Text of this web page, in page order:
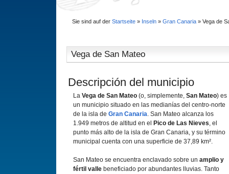
Sie sind auf der Startseite» Inseln» Gran Canaria» Vega de
Vega de San Mateo
Descripción del municipio
La Vega de San Mateo (o, simplemente, San Mateo) es
un municipio situado en las medianías del centro-norte
de la isla de Gran Canaria. San Mateo alcanza los
1.949 metros de altitud en el
Pico de Las Nieves, el
punto más alto de la isla de Gran Canaria, y su término
municipal cuenta con una superficie de 37,89 km².
San Mateo se encuentra enclavado sobre un amplio y
fértil valle beneficiado por abundantes lluvias. Tanto